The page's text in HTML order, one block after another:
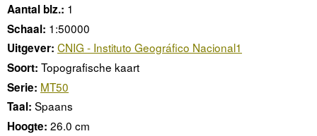
Aantal blz.: 1
Schaal: 1:50000
Uitgever: CNIG - Instituto Geográfico Nacional1
Soort: Topografische kaart
Serie: MT50
Taal: Spaans
Hoogte: 26.0 cm